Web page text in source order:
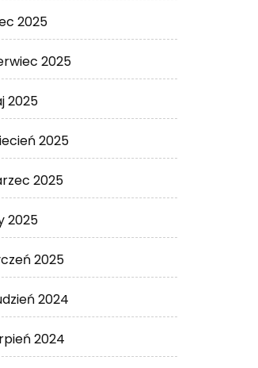
2025
2025
2025
2025
2025
2025
2025
2024
2024